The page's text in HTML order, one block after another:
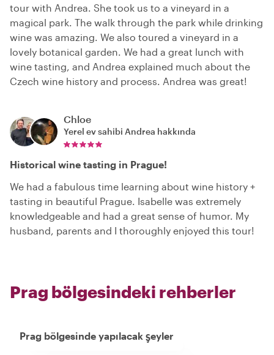
tour with Andrea. She took us to a vineyard in a
magical park. The walk through the park while drinking
wine was amazing. We also toured a vineyard in a
lovely botanical garden. We had a great lunch with
wine tasting, and Andrea explained much about the
Czech wine history and process. Andrea was great!
Chloe
Yerel ev sahibi Andrea hakkında
Historical wine tasting in Prague!
We had a fabulous time learning about wine history +
tasting in beautiful Prague. Isabelle was extremely
knowledgeable and had a great sense of humor. My
husband, parents and I thoroughly enjoyed this tour!
Prag bölgesindeki rehberler
Prag bölgesinde yapılacak şeyler